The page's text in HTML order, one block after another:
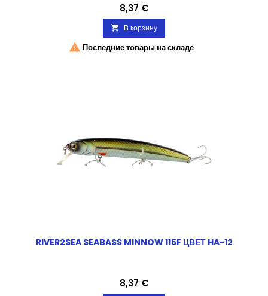
Цена
8,37 €
 В корзину
 Последние товары на складе
RIVER2SEA SEABASS MINNOW 115F ЦВЕТ HA-12
Цена
8,37 €